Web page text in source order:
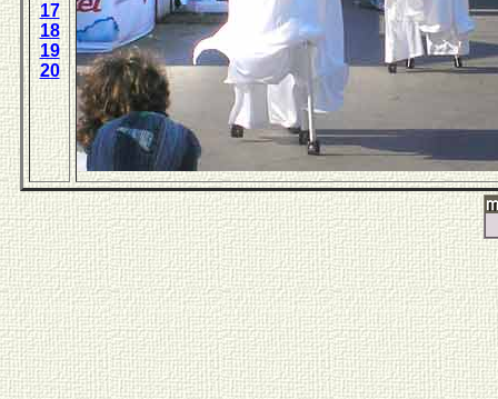
17
18
19
20